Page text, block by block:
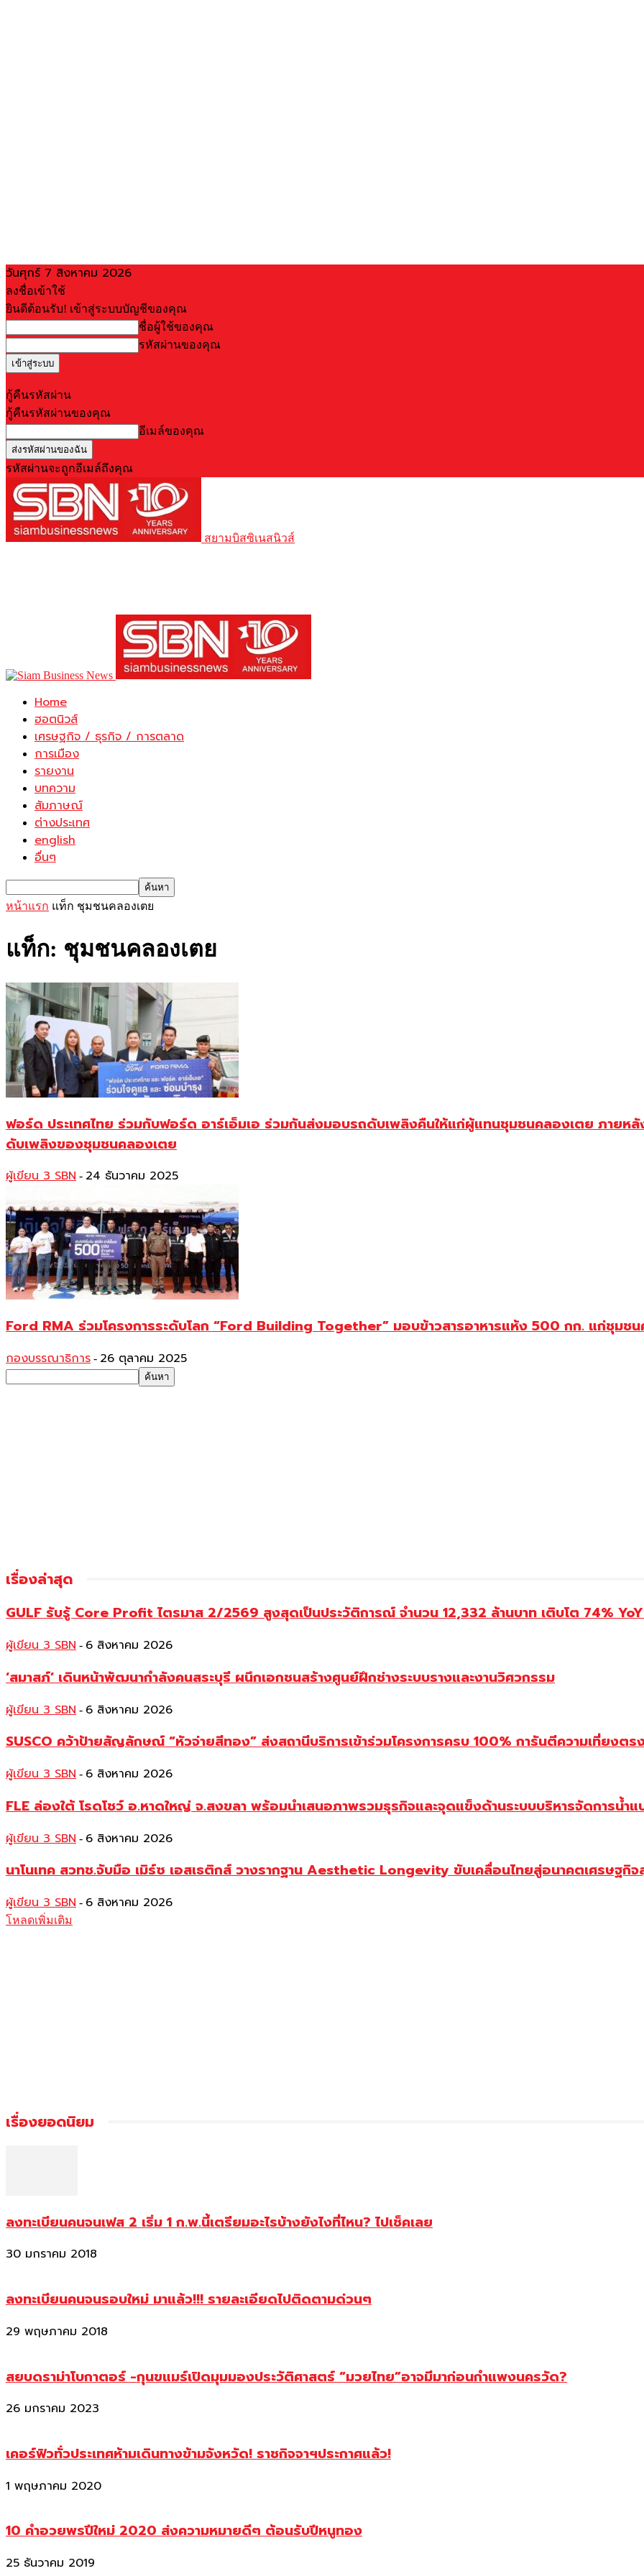
วันศุกร์ 7 สิงหาคม 2026
ลงชื่อเข้าใช้
ยินดีต้อนรับ! เข้าสู่ระบบบัญชีของคุณ
ชื่อผู้ใช้ของคุณ
รหัสผ่านของคุณ
กู้คืนรหัสผ่าน
กู้คืนรหัสผ่านของคุณ
อีเมล์ของคุณ
รหัสผ่านจะถูกอีเมล์ถึงคุณ
สยามบิสซิเนสนิวส์
Home
ฮอตนิวส์
เศรษฐกิจ / ธุรกิจ / การตลาด
การเมือง
รายงาน
บทความ
สัมภาษณ์
ต่างประเทศ
english
อื่นๆ
หน้าแรก แท็ก ชุมชนคลองเตย
แท็ก: ชุมชนคลองเตย
ฟอร์ด ประเทศไทย ร่วมกับฟอร์ด อาร์เอ็มเอ ร่วมกันส่งมอบรถดับเพลิงคืนให้แก่ผู้แทนชุมชนคลองเตย ภายห
ดับเพลิงของชุมชนคลองเตย
ผู้เขียน 3 SBN - 24 ธันวาคม 2025
Ford RMA ร่วมโครงการระดับโลก “Ford Building Together” มอบข้าวสารอาหารแห้ง 500 กก. แก่ชุมช
กองบรรณาธิการ - 26 ตุลาคม 2025
เรื่องล่าสุด
GULF รับรู้ Core Profit ไตรมาส 2/2569 สูงสุดเป็นประวัติการณ์ จำนวน 12,332 ล้านบาท เติบโต 74%
ผู้เขียน 3 SBN - 6 สิงหาคม 2026
‘สมาสภ์’ เดินหน้าพัฒนากำลังคนสระบุรี ผนึกเอกชนสร้างศูนย์ฝึกช่างระบบรางและงานวิศวกรรม
ผู้เขียน 3 SBN - 6 สิงหาคม 2026
SUSCO คว้าป้ายสัญลักษณ์ “หัวจ่ายสีทอง” ส่งสถานีบริการเข้าร่วมโครงการครบ 100% การันตีความเที่ยงตร
ผู้เขียน 3 SBN - 6 สิงหาคม 2026
FLE ล่องใต้ โรดโชว์ อ.หาดใหญ่ จ.สงขลา พร้อมนำเสนอภาพรวมธุรกิจและจุดแข็งด้านระบบบริหารจัดการน้
ผู้เขียน 3 SBN - 6 สิงหาคม 2026
นาโนเทค สวทช.จับมือ เมิร์ซ เอสเธติกส์ วางรากฐาน Aesthetic Longevity ขับเคลื่อนไทยสู่อนาคตเศรษฐกิ
ผู้เขียน 3 SBN - 6 สิงหาคม 2026
โหลดเพิ่มเติม
เรื่องยอดนิยม
ลงทะเบียนคนจนเฟส 2 เริ่ม 1 ก.พ.นี้เตรียมอะไรบ้างยังไงที่ไหน? ไปเช็คเลย
30 มกราคม 2018
ลงทะเบียนคนจนรอบใหม่ มาแล้ว!!! รายละเอียดไปติดตามด่วนๆ
29 พฤษภาคม 2018
สยบดราม่าโบกาตอร์ -กุนขแมร์เปิดมุมมองประวัติศาสตร์ “มวยไทย”อาจมีมาก่อนกำแพงนครวัด?
26 มกราคม 2023
เคอร์ฟิวทั่วประเทศห้ามเดินทางข้ามจังหวัด! ราชกิจจาฯประกาศแล้ว!
1 พฤษภาคม 2020
10 คำอวยพรปีใหม่ 2020 ส่งความหมายดีๆ ต้อนรับปีหนูทอง
25 ธันวาคม 2019